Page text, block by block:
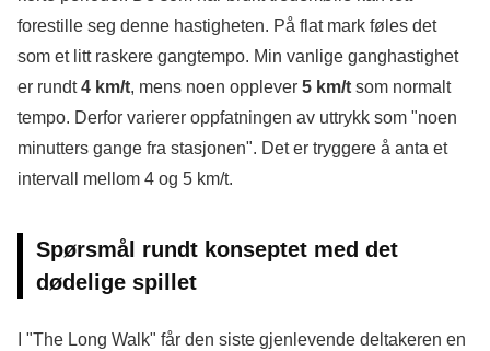
forestille seg denne hastigheten. På flat mark føles det
som et litt raskere gangtempo. Min vanlige ganghastighet
er rundt4 km/t, mens noen opplever 5 km/t som normalt
tempo. Derfor varierer oppfatningen av uttrykk som "noen
minutters gange fra stasjonen". Det er tryggere å anta et
intervall mellom 4 og 5 km/t.
Spørsmål rundt konseptet med det
dødelige spillet
I "The Long Walk" får den siste gjenlevende deltakeren en